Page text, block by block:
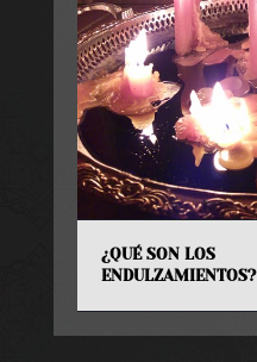
¿QUÉ SON LOS
ENDULZAMIENTOS?